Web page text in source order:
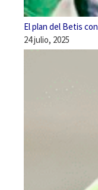
El plan del Betis
24 julio, 2025